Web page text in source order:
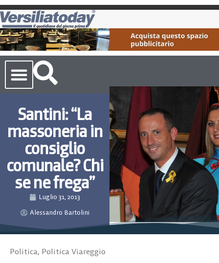
Santini: “La
massoneria in
consiglio
comunale? Chi
se ne frega”
Luglio 31, 2013
Alessandro Bartolini
Politica, Politica Viareggio